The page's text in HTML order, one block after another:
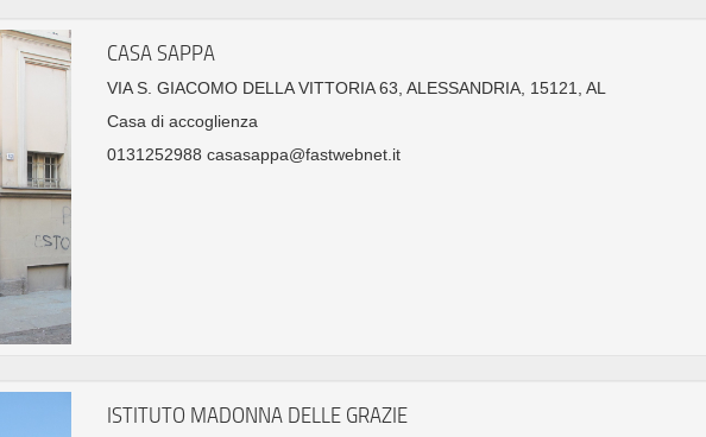
CASA SAPPA
VIA S. GIACOMO DELLA VITTORIA 63, ALESSANDRIA, 15121, AL
Casa di accoglienza
0131252988 casasappa@fastwebnet.it
ISTITUTO MADONNA DELLE GRAZIE